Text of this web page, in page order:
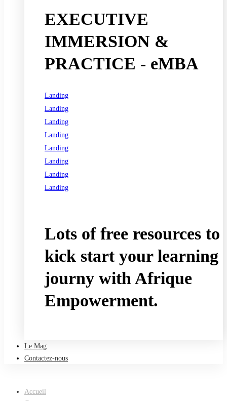
EXECUTIVE
IMMERSION &
PRACTICE - eMBA
Landing
Landing
Landing
Landing
Landing
Landing
Landing
Landing
Lots of free resources to
kick start your learning
journy with Afrique
Empowerment.
Le Mag
Contactez-nous
Accueil